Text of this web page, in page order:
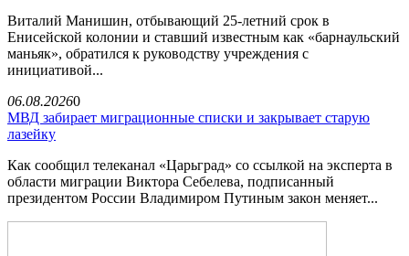
Виталий Манишин, отбывающий 25-летний срок в
Енисейской колонии и ставший известным как «барнаульский
маньяк», обратился к руководству учреждения с
инициативой...
06.08.20260
МВД забирает миграционные списки и закрывает старую
лазейку
Как сообщил телеканал «Царьград» со ссылкой на эксперта в
области миграции Виктора Себелева, подписанный
президентом России Владимиром Путиным закон меняет...